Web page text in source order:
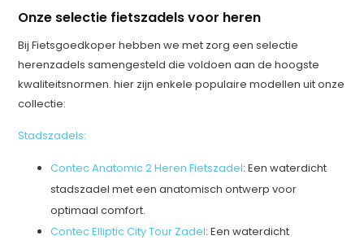
Onze selectie fietszadels voor heren
Bij Fietsgoedkoper hebben we met zorg een selectie
herenzadels samengesteld die voldoen aan de hoogste
kwaliteitsnormen. hier zijn enkele populaire modellen uit onze
collectie:
Stadszadels:
Contec Anatomic 2 Heren Fietszadel: Een waterdicht
stadszadel met een anatomisch ontwerp voor
optimaal comfort.
Contec Elliptic City Tour Zadel: Een waterdicht